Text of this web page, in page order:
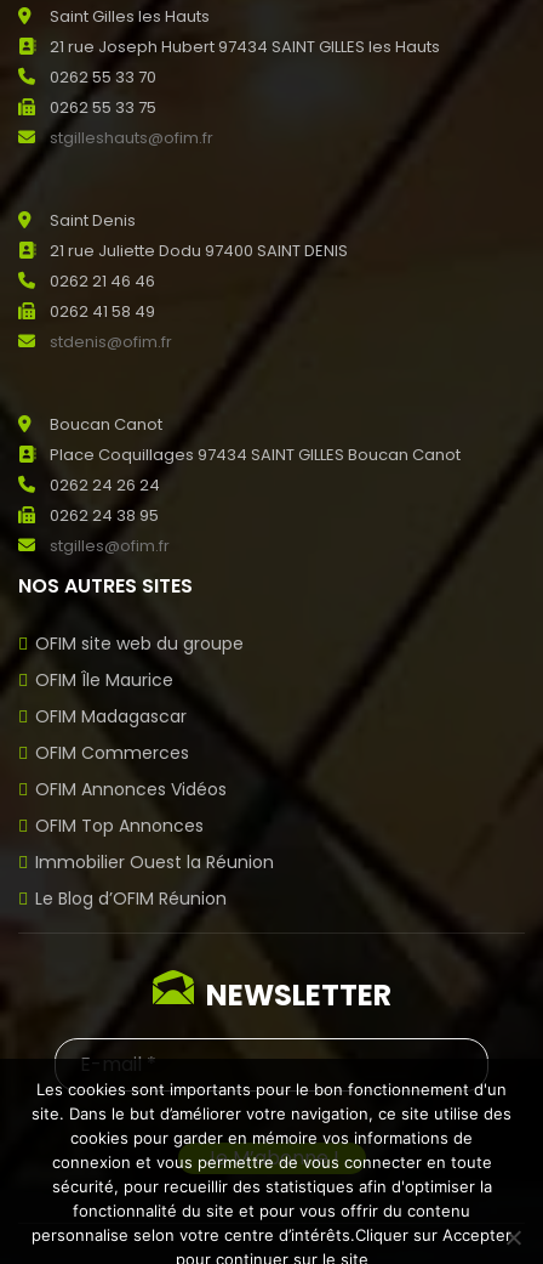
Saint Gilles les Hauts
21 rue Joseph Hubert 97434 SAINT GILLES les Hauts
0262 55 33 70
0262 55 33 75
stgilleshauts@ofim.fr
Saint Denis
21 rue Juliette Dodu 97400 SAINT DENIS
0262 21 46 46
0262 41 58 49
stdenis@ofim.fr
Boucan Canot
Place Coquillages 97434 SAINT GILLES Boucan Canot
0262 24 26 24
0262 24 38 95
stgilles@ofim.fr
NOS AUTRES SITES
OFIM site web du groupe
OFIM Île Maurice
OFIM Madagascar
OFIM Commerces
OFIM Annonces Vidéos
OFIM Top Annonces
Immobilier Ouest la Réunion
Le Blog d’OFIM Réunion
NEWSLETTER
Les cookies sont importants pour le bon fonctionnement d'un
site. Dans le but d’améliorer votre navigation, ce site utilise des
cookies pour garder en mémoire vos informations de
connexion et vous permettre de vous connecter en toute
sécurité, pour recueillir des statistiques afin d'optimiser la
fonctionnalité du site et pour vous offrir du contenu
personnalise selon votre centre d’intérêts.Cliquer sur Accepter
pour continuer sur le site